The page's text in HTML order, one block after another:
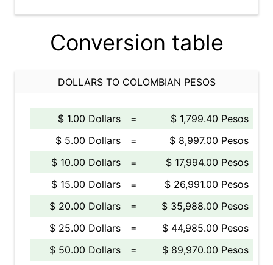
Conversion table
DOLLARS TO COLOMBIAN PESOS
$ 1.00 Dollars =
$ 1,799.40 Pesos
$ 5.00 Dollars
=
$ 8,997.00 Pesos
$ 10.00 Dollars
=
$ 17,994.00 Pesos
$ 15.00 Dollars
=
$ 26,991.00 Pesos
$ 20.00 Dollars
=
$ 35,988.00 Pesos
$ 25.00 Dollars
=
$ 44,985.00 Pesos
$ 50.00 Dollars
=
$ 89,970.00 Pesos